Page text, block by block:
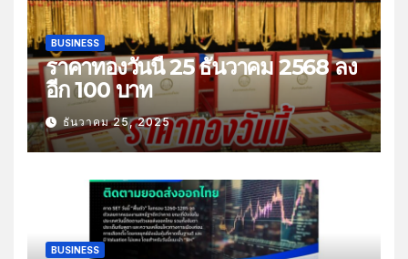
BUSINESS
ราคาทองวันนี้ 25 ธันวาคม 2568 ลง
อีก 100 บาท
ธันวาคม 25, 2025
BUSINESS